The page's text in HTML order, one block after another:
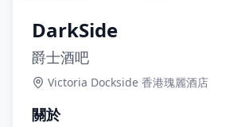
DarkSide
爵士酒吧
Victoria Dockside 香港瑰麗酒店
關於